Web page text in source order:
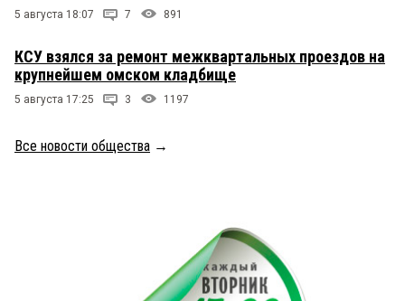
5 августа 18:07 7 891
КСУ взялся за ремонт межквартальных проездов на
крупнейшем омском кладбище
5 августа 17:25 3 1197
Все новости общества →